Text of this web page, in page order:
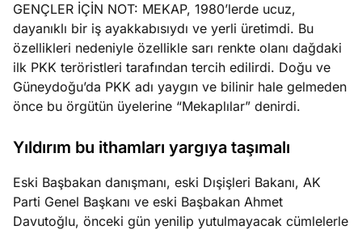
GENÇLER İÇİN NOT: MEKAP, 1980’lerde ucuz,
dayanıklı bir iş ayakkabısıydı ve yerli üretimdi. Bu
özellikleri nedeniyle özellikle sarı renkte olanı dağdaki
ilk PKK teröristleri tarafından tercih edilirdi. Doğu ve
Güneydoğu’da PKK adı yaygın ve bilinir hale gelmeden
önce bu örgütün üyelerine “Mekaplılar” denirdi.
Yıldırım bu ithamları yargıya taşımalı
Eski Başbakan danışmanı, eski Dışişleri Bakanı, AK
Parti Genel Başkanı ve eski Başbakan Ahmet
Davutoğlu, önceki gün yenilip yutulmayacak cümlelerle